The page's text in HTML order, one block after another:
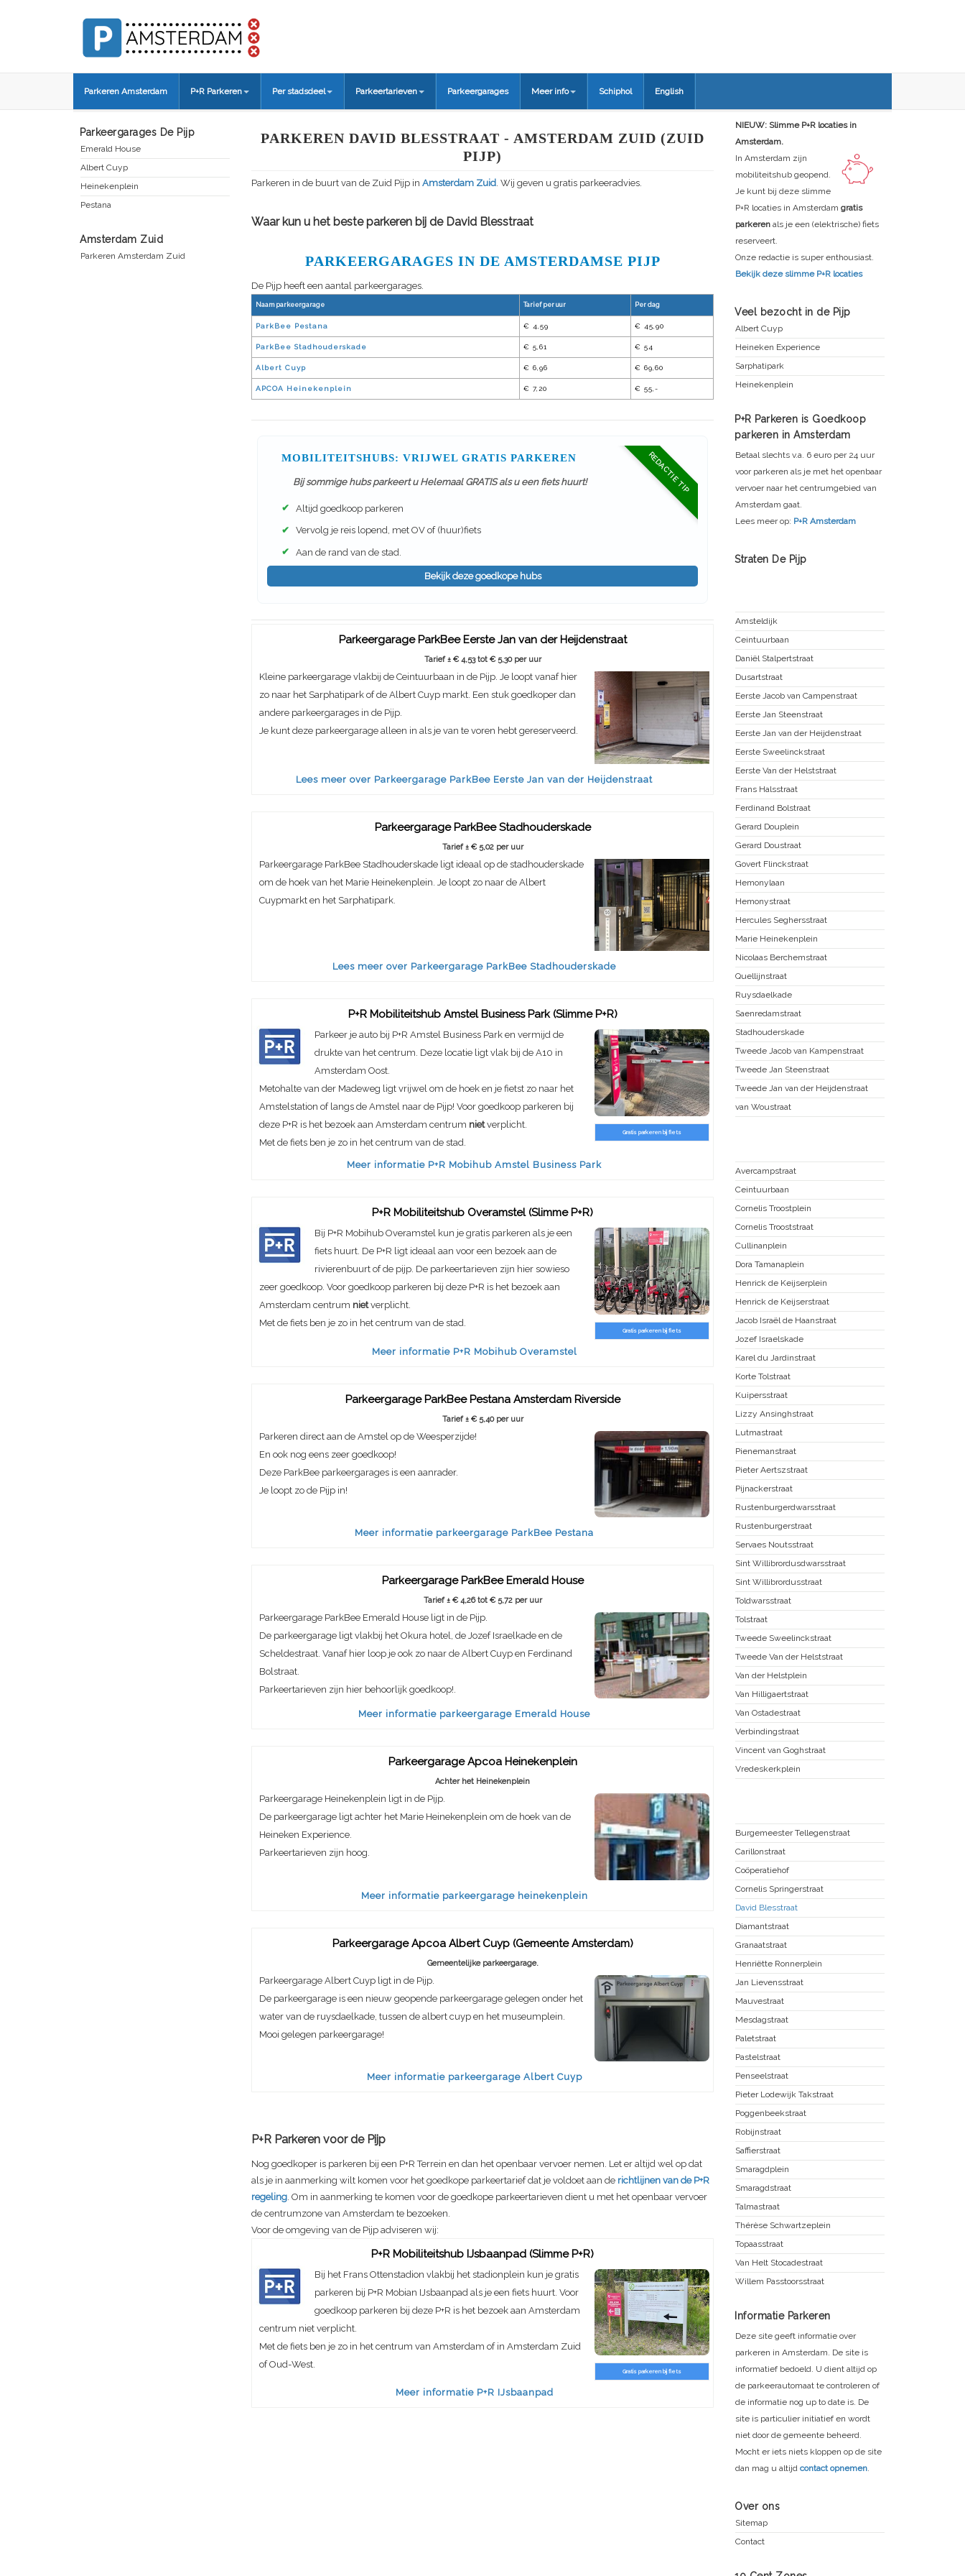
Parkeren Amsterdam P+R Parkeren Per stadsdeel Parkeertarieven Parkeergarages Meer info Schiphol English
PARKEREN DAVID BLESSTRAAT - AMSTERDAM ZUID (ZUID
PIJP)
Parkeren in de buurt van de Zuid Pijp in Amsterdam Zuid . Wij geven u gratis parkeeradvies.
Waar kun u het beste parkeren bij de David Blesstraat
PARKEERGARAGES IN DE AMSTERDAMSE PIJP
De Pijp heeft een aantal parkeergarages.
Naam parkeergarage Tarief per uur Per dag
ParkBee Pestana € 4,59 € 45,90
ParkBee Stadhouderskade € 5,61 € 54
Albert Cuyp € 6,96 € 69,60
APCOA Heinekenplein € 7,20 € 55,-
REDACTIE TIP
MOBILITEITSHUBS: VRIJWEL GRATIS PARKEREN
Bij sommige hubs parkeert u Helemaal GRATIS als u een fiets huurt!
✔ Altijd goedkoop parkeren
✔ Vervolg je reis lopend, met OV of (huur)fiets
✔ Aan de rand van de stad.
Bekijk deze goedkope hubs
Parkeergarage ParkBee Eerste Jan van der Heijdenstraat
Tarief ± € 4,53 tot € 5,30 per uur
Kleine parkeergarage vlakbij de Ceintuurbaan in de Pijp. Je loopt vanaf hier
zo naar het Sarphatipark of de Albert Cuyp markt. Een stuk goedkoper dan
andere parkeergarages in de Pijp.
Je kunt deze parkeergarage alleen in als je van te voren hebt gereserveerd.
Lees meer over Parkeergarage ParkBee Eerste Jan van der Heijdenstraat
Parkeergarage ParkBee Stadhouderskade
Tarief ± € 5,02 per uur
Parkeergarage ParkBee Stadhouderskade ligt ideaal op de stadhouderskade
om de hoek van het Marie Heinekenplein. Je loopt zo naar de Albert
Cuypmarkt en het Sarphatipark.
Lees meer over Parkeergarage ParkBee Stadhouderskade
P+R Mobiliteitshub Amstel Business Park (Slimme P+R)
Gratis parkeren bij fiets
Parkeer je auto bij P+R Amstel Business Park en vermijd de
drukte van het centrum. Deze locatie ligt vlak bij de A10 in
Amsterdam Oost.
Metohalte van der Madeweg ligt vrijwel om de hoek en je fietst zo naar het
Amstelstation of langs de Amstel naar de Pijp! Voor goedkoop parkeren bij
deze P+R is het bezoek aan Amsterdam centrum nietverplicht.
Met de fiets ben je zo in het centrum van de stad.
Meer informatie P+R Mobihub Amstel Business Park
P+R Mobiliteitshub Overamstel (Slimme P+R)
Gratis parkeren bij fiets
Bij P+R Mobihub Overamstel kun je gratis parkeren als je een
fiets huurt. De P+R ligt ideaal aan voor een bezoek aan de
rivierenbuurt of de pijp. De parkeertarieven zijn hier sowieso
zeer goedkoop. Voor goedkoop parkeren bij deze P+R is het bezoek aan
Amsterdam centrum nietverplicht.
Met de fiets ben je zo in het centrum van de stad.
Meer informatie P+R Mobihub Overamstel
Parkeergarage ParkBee Pestana Amsterdam Riverside
Tarief ± € 5,40 per uur
Parkeren direct aan de Amstel op de Weesperzijde!
En ook nog eens zeer goedkoop!
Deze ParkBee parkeergarages is een aanrader.
Je loopt zo de Pijp in!
Meer informatie parkeergarage ParkBee Pestana
Parkeergarage ParkBee Emerald House
Tarief ± € 4,26 tot € 5,72 per uur
Parkeergarage ParkBee Emerald House ligt in de Pijp.
De parkeergarage ligt vlakbij het Okura hotel, de Jozef Israelkade en de
Scheldestraat. Vanaf hier loop je ook zo naar de Albert Cuyp en Ferdinand
Bolstraat.
Parkeertarieven zijn hier behoorlijk goedkoop!.
Meer informatie parkeergarage Emerald House
Parkeergarage Apcoa Heinekenplein
Achter het Heinekenplein
Parkeergarage Heinekenplein ligt in de Pijp.
De parkeergarage ligt achter het Marie Heinekenplein om de hoek van de
Heineken Experience.
Parkeertarieven zijn hoog.
Meer informatie parkeergarage heinekenplein
Parkeergarage Apcoa Albert Cuyp (Gemeente Amsterdam)
Gemeentelijke parkeergarage.
Parkeergarage Albert Cuyp ligt in de Pijp.
De parkeergarage is een nieuw geopende parkeergarage gelegen onder het
water van de ruysdaelkade, tussen de albert cuyp en het museumplein.
Mooi gelegen parkeergarage!
Meer informatie parkeergarage Albert Cuyp
P+R Parkeren voor de Pijp
Nog goedkoper is parkeren bij een P+R Terrein en dan het openbaar vervoer nemen. Let er altijd wel op dat
als je in aanmerking wilt komen voor het goedkope parkeertarief dat je voldoet aan de richtlijnen van de P+R
regeling. Om in aanmerking te komen voor de goedkope parkeertarieven dient u met het openbaar vervoer
de centrumzone van Amsterdam te bezoeken.
Voor de omgeving van de Pijp adviseren wij:
P+R Mobiliteitshub IJsbaanpad (Slimme P+R)
Gratis parkeren bij fiets
Bij het Frans Ottenstadion vlakbij het stadionplein kun je gratis
parkeren bij P+R Mobian IJsbaanpad als je een fiets huurt. Voor
goedkoop parkeren bij deze P+R is het bezoek aan Amsterdam
centrum niet verplicht.
Met de fiets ben je zo in het centrum van Amsterdam of in Amsterdam Zuid
of Oud-West.
Meer informatie P+R IJsbaanpad
Parkeergarages De Pijp
Emerald House
Albert Cuyp
Heinekenplein
Pestana
Amsterdam Zuid
Parkeren Amsterdam Zuid
NIEUW: Slimme P+R locaties in
Amsterdam.
In Amsterdam zijn
mobiliteitshub geopend.
Je kunt bij deze slimme
P+R locaties in Amsterdam gratis
parkeren als je een (elektrische) fiets
reserveert.
Onze redactie is super enthousiast.
Bekijk deze slimme P+R locaties
Veel bezocht in de Pijp
Albert Cuyp
Heineken Experience
Sarphatipark
Heinekenplein
P+R Parkeren is Goedkoop
parkeren in Amsterdam
Betaal slechts v.a. 6 euro per 24 uur
voor parkeren als je met het openbaar
vervoer naar het centrumgebied van
Amsterdam gaat.
Lees meer op: P+R Amsterdam
Straten De Pijp
Amsteldijk
Ceintuurbaan
Daniël Stalpertstraat
Dusartstraat
Eerste Jacob van Campenstraat
Eerste Jan Steenstraat
Eerste Jan van der Heijdenstraat
Eerste Sweelinckstraat
Eerste Van der Helststraat
Frans Halsstraat
Ferdinand Bolstraat
Gerard Douplein
Gerard Doustraat
Govert Flinckstraat
Hemonylaan
Hemonystraat
Hercules Seghersstraat
Marie Heinekenplein
Nicolaas Berchemstraat
Quellijnstraat
Ruysdaelkade
Saenredamstraat
Stadhouderskade
Tweede Jacob van Kampenstraat
Tweede Jan Steenstraat
Tweede Jan van der Heijdenstraat
van Woustraat
Avercampstraat
Ceintuurbaan
Cornelis Troostplein
Cornelis Trooststraat
Cullinanplein
Dora Tamanaplein
Henrick de Keijserplein
Henrick de Keijserstraat
Jacob Israël de Haanstraat
Jozef Israelskade
Karel du Jardinstraat
Korte Tolstraat
Kuipersstraat
Lizzy Ansinghstraat
Lutmastraat
Pienemanstraat
Pieter Aertszstraat
Pijnackerstraat
Rustenburgerdwarsstraat
Rustenburgerstraat
Servaes Noutsstraat
Sint Willibrordusdwarsstraat
Sint Willibrordusstraat
Toldwarsstraat
Tolstraat
Tweede Sweelinckstraat
Tweede Van der Helststraat
Van der Helstplein
Van Hilligaertstraat
Van Ostadestraat
Verbindingstraat
Vincent van Goghstraat
Vredeskerkplein
Burgemeester Tellegenstraat
Carillonstraat
Coöperatiehof
Cornelis Springerstraat
David Blesstraat
Diamantstraat
Granaatstraat
Henriëtte Ronnerplein
Jan Lievensstraat
Mauvestraat
Mesdagstraat
Paletstraat
Pastelstraat
Penseelstraat
Pieter Lodewijk Takstraat
Poggenbeekstraat
Robijnstraat
Saffierstraat
Smaragdplein
Smaragdstraat
Talmastraat
Thérèse Schwartzeplein
Topaasstraat
Van Helt Stocadestraat
Willem Passtoorsstraat
Informatie Parkeren
Deze site geeft informatie over
parkeren in Amsterdam. De site is
informatief bedoeld. U dient altijd op
de parkeerautomaat te controleren of
de informatie nog up to date is. De
site is particulier initiatief en wordt
niet door de gemeente beheerd.
Mocht er iets niets kloppen op de site
dan mag u altijd contact opnemen.
Over ons
Sitemap
Contact